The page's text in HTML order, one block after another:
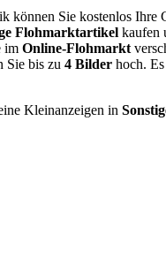
können Sie kostenlos Ihre
Flohmarktartikel kaufen
im Online-Flohmarkt
Sie bis zu 4 Bilder hoch.
Kleinanzeigen in